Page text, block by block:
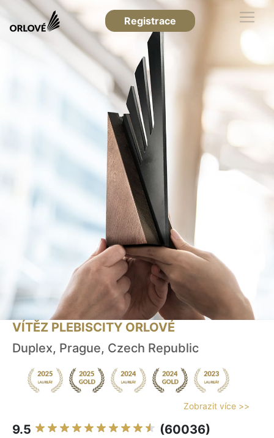
Registrace
VÍTĚZ PLEBISCITY ORLOVÉ
Duplex, Prague, Czech Republic
Zobrazit více >>
9.5 (60036)